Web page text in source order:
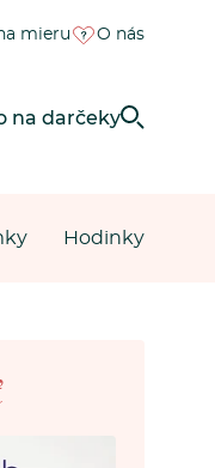
mieru O nás
na darčeky
Hodinky